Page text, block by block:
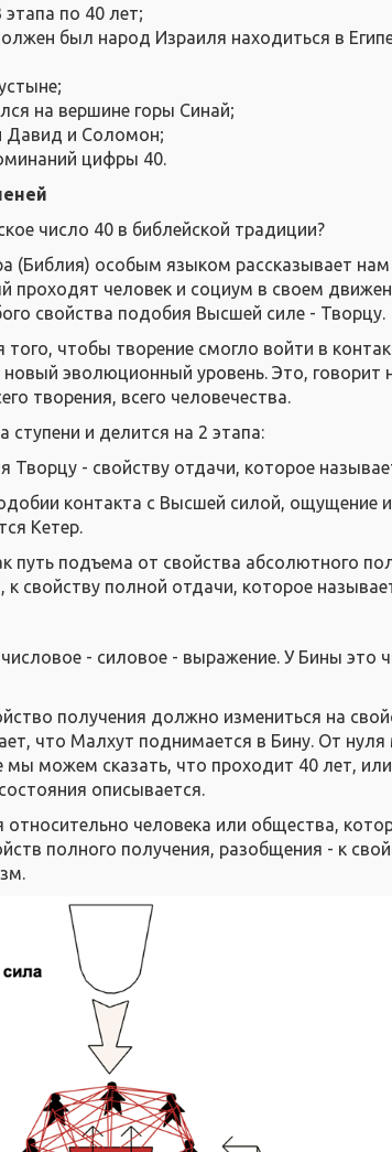
по 40 лет;
был народ Израиля находиться в
на вершине горы Синай;
Давид и Соломон;
цифры 40.
число 40 в библейской традиции?
(Библия) особым языком рассказывает
проходят человек и социум в своем
свойства подобия Высшей силе - Творцу.
того, чтобы творение смогло войти в
эволюционный уровень. Это, говорит
творения, всего человечества.
ступени и делится на 2 этапа:
Творцу - свойству отдачи, которое
контакта с Высшей силой, ощущение
Кетер.
путь подъема от свойства абсолютного
свойству полной отдачи, которое
- силовое - выражение. У Бины это
получения должно измениться на
что Малхут поднимается в Бину. От
мы можем сказать, что проходит 40 лет,
описывается.
относительно человека или общества,
полного получения, разобщения - к